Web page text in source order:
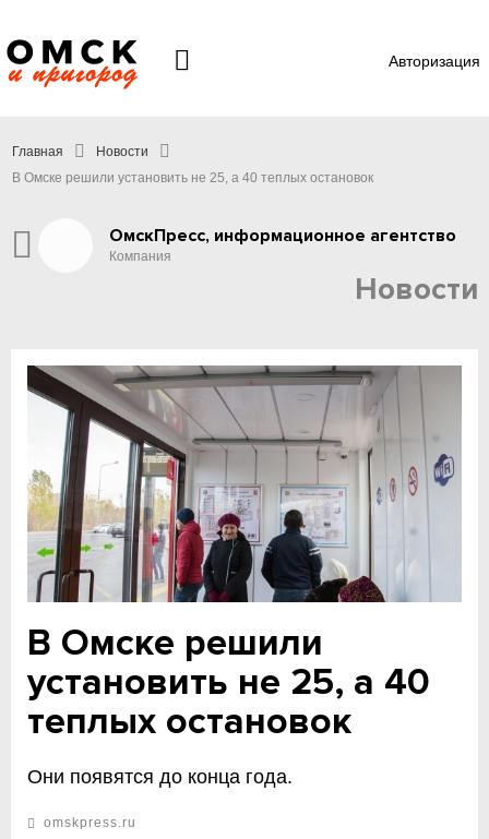
Авторизация
Главная
Новости
В Омске решили установить не 25, а 40 теплых остановок
ОмскПресс, информационное агентство
Компания
Новости
В Омске решили
установить не 25, а 40
теплых остановок
Они появятся до конца года.
omskpress.ru